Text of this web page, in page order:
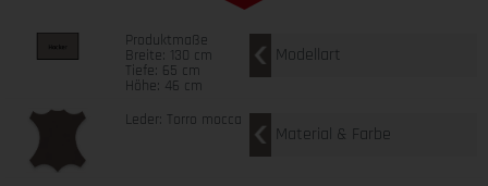
Produktmaße
Breite: 130 cm
Tiefe: 65 cm
Höhe: 46 cm
Modellart
Leder: Torro mocca
Material & Farbe